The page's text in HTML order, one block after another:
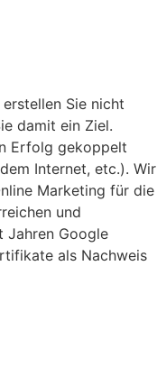
Sie nicht
damit ein Ziel.
Erfolg gekoppelt
Internet, etc.). Wir
Marketing für die
und
Jahren Google
als Nachweis